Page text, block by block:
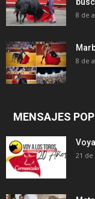
8 de
8 de
MENSAJES
21